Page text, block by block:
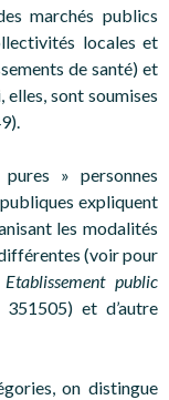
marchés publics
locales et
de santé) et
elles, sont soumises
» personnes
expliquent
les modalités
(voir pour
Etablissement public
351505) et d’autre
on distingue